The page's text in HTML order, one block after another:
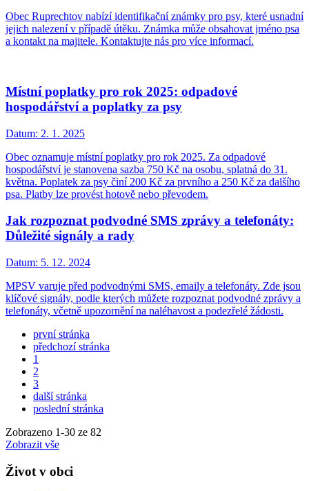
Obec Ruprechtov nabízí identifikační známky pro psy, které usnadní
jejich nalezení v případě útěku. Známka může obsahovat jméno psa
a kontakt na majitele. Kontaktujte nás pro více informací.
Místní poplatky pro rok 2025: odpadové
hospodářství a poplatky za psy
Datum: 2. 1. 2025
Obec oznamuje místní poplatky pro rok 2025. Za odpadové
hospodářství je stanovena sazba 750 Kč na osobu, splatná do 31.
května. Poplatek za psy činí 200 Kč za prvního a 250 Kč za dalšího
psa. Platby lze provést hotově nebo převodem.
Jak rozpoznat podvodné SMS zprávy a telefonáty:
Důležité signály a rady
Datum: 5. 12. 2024
MPSV varuje před podvodnými SMS, emaily a telefonáty. Zde jsou
klíčové signály, podle kterých můžete rozpoznat podvodné zprávy a
telefonáty, včetně upozornění na naléhavost a podezřelé žádosti.
první stránka
předchozí stránka
1
2
3
další stránka
poslední stránka
Zobrazeno 1-30 ze 82
Zobrazit vše
Život v obci